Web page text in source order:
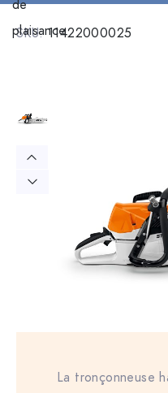
SKU:11422000025
La tronçonneuse